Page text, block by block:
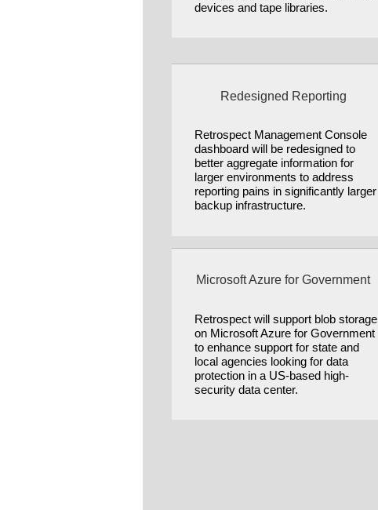
devices and tape libraries.
Redesigned Reporting
Retrospect Management Console
dashboard will be redesigned to
better aggregate information for
larger environments to address
reporting pains in significantly larger
backup infrastructure.
Microsoft Azure for Government
Retrospect will support blob storage
on Microsoft Azure for Government
to enhance support for state and
local agencies looking for data
protection in a US-based high-
security data center.